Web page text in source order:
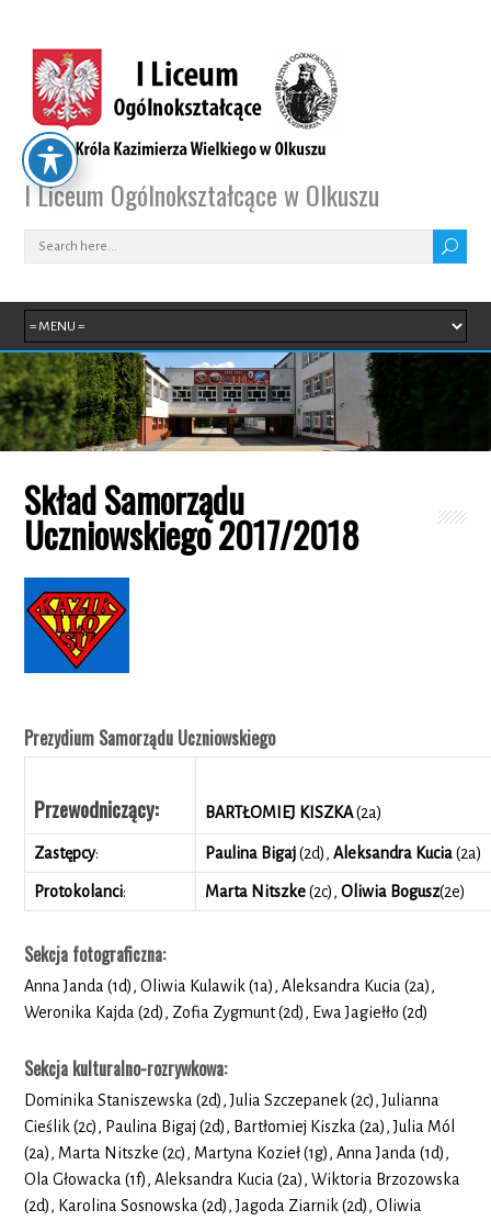
I Liceum Ogólnokształcące w Olkuszu
Skład Samorządu
Uczniowskiego 2017/2018
Prezydium Samorządu Uczniowskiego
Przewodniczący: BARTŁOMIEJ KISZKA(2a)
Zastępcy: Paulina Bigaj(2d),Aleksandra Kucia(2a)
Protokolanci: Marta Nitszke(2c),Oliwia Bogusz(2e)
Sekcja fotograficzna:
Anna Janda (1d), Oliwia Kulawik (1a), Aleksandra Kucia (2a),
Weronika Kajda (2d), Zofia Zygmunt (2d), Ewa Jagiełło (2d)
Sekcja kulturalno-rozrywkowa:
Dominika Staniszewska (2d), Julia Szczepanek (2c), Julianna
Cieślik (2c), Paulina Bigaj (2d), Bartłomiej Kiszka (2a), Julia Mól
(2a), Marta Nitszke (2c), Martyna Kozieł (1g), Anna Janda (1d),
Ola Głowacka (1f), Aleksandra Kucia (2a), Wiktoria Brzozowska
(2d), Karolina Sosnowska (2d), Jagoda Ziarnik (2d), Oliwia